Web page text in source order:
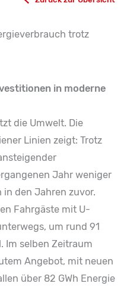
trotz
in moderne
die Umwelt. Die
Linien zeigt: Trotz
Jahr weniger
in den Jahren zuvor.
Fahrgäste mit U-
um rund 91
Im selben Zeitraum
Angebot, mit neuen
über 82 GWh Energie